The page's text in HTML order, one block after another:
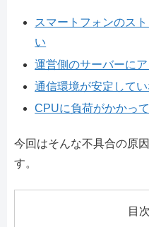
スマートフォンのス
い
運営側のサーバーに
通信環境が安定して
CPUに負荷がかかっ
今回はそんな不具合の原
す。
目次